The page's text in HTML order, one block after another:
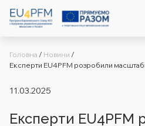
Головна / Новини /
Eксперти EU4PFM розробили
11.03.2025
Eксперти EU4PFM